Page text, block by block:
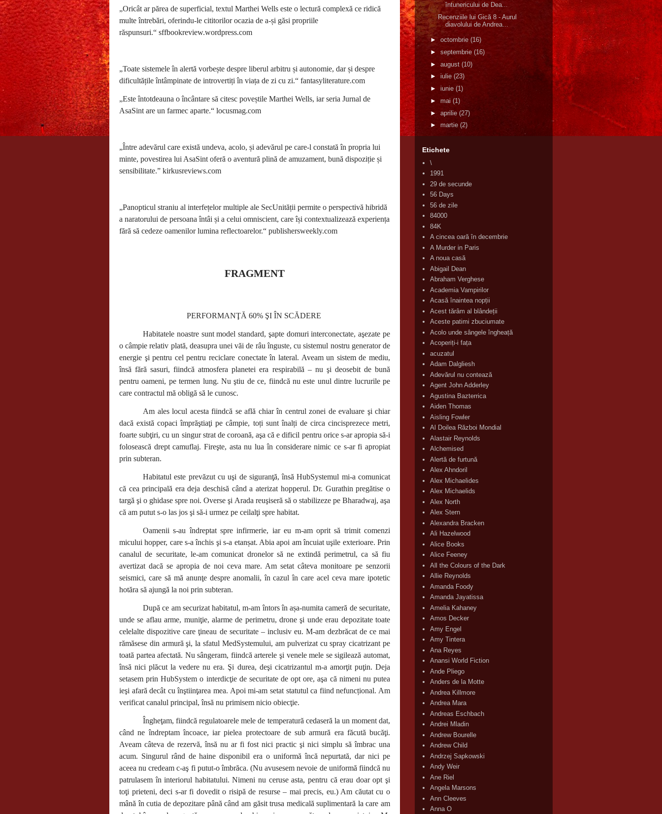
„Oricât ar părea de superficial, textul Marthei Wells este o lectură complexă ce ridică
multe întrebări, oferindu-le cititorilor ocazia de a-și găsi propriile
răspunsuri.“ sffbookreview.wordpress.com
„Toate sistemele în alertă vorbește despre liberul arbitru și autonomie, dar și despre
dificultățile întâmpinate de introvertiți în viața de zi cu zi.“ fantasyliterature.com
„Este întotdeauna o încântare să citesc poveștile Marthei Wells, iar seria Jurnal de
AsaSint are un farmec aparte.“ locusmag.com
„Între adevărul care există undeva, acolo, și adevărul pe care-l constată în propria lui
minte, povestirea lui AsaSint oferă o aventură plină de amuzament, bună dispoziție și
sensibilitate.” kirkusreviews.com
„Panopticul straniu al interfețelor multiple ale SecUnității permite o perspectivă hibridă
a naratorului de persoana întâi și a celui omniscient, care își contextualizează experiența
fără să cedeze oamenilor lumina reflectoarelor.“ publishersweekly.com
FRAGMENT
PERFORMANŢĂ 60% ŞI ÎN SCĂDERE
Habitatele noastre sunt model standard, şapte domuri interconectate, aşezate pe
o câmpie relativ plată, deasupra unei văi de râu înguste, cu sistemul nostru generator de
energie şi pentru cel pentru reciclare conectate în lateral. Aveam un sistem de mediu,
însă fără sasuri, fiindcă atmosfera planetei era respirabilă – nu şi deosebit de bună
pentru oameni, pe termen lung. Nu ştiu de ce, fiindcă nu este unul dintre lucrurile pe
care contractul mă obligă să le cunosc.
Am ales locul acesta fiindcă se află chiar în centrul zonei de evaluare şi chiar
dacă există copaci împrăştiaţi pe câmpie, toți sunt înalți de circa cincisprezece metri,
foarte subţiri, cu un singur strat de coroană, aşa că e dificil pentru orice s-ar apropia să-i
folosească drept camuflaj. Fireşte, asta nu lua în considerare nimic ce s-ar fi apropiat
prin subteran.
Habitatul este prevăzut cu uşi de siguranţă, însă HubSystemul mi-a comunicat
că cea principală era deja deschisă când a aterizat hopperul. Dr. Gurathin pregătise o
targă şi o ghidase spre noi. Overse şi Arada reuşiseră să o stabilizeze pe Bharadwaj, aşa
că am putut s-o las jos şi să-i urmez pe ceilalţi spre habitat.
Oamenii s-au îndreptat spre infirmerie, iar eu m-am oprit să trimit comenzi
micului hopper, care s-a închis şi s-a etanșat. Abia apoi am încuiat uşile exterioare. Prin
canalul de securitate, le-am comunicat dronelor să ne extindă perimetrul, ca să fiu
avertizat dacă se apropia de noi ceva mare. Am setat câteva monitoare pe senzorii
seismici, care să mă anunţe despre anomalii, în cazul în care acel ceva mare ipotetic
hotăra să ajungă la noi prin subteran.
După ce am securizat habitatul, m-am întors în așa-numita cameră de securitate,
unde se aflau arme, muniţie, alarme de perimetru, drone şi unde erau depozitate toate
celelalte dispozitive care ţineau de securitate – inclusiv eu. M-am dezbrăcat de ce mai
rămăsese din armură şi, la sfatul MedSystemului, am pulverizat cu spray cicatrizant pe
toată partea afectată. Nu sângeram, fiindcă arterele şi venele mele se sigilează automat,
însă nici plăcut la vedere nu era. Şi durea, deşi cicatrizantul m-a amorţit puţin. Deja
setasem prin HubSystem o interdicţie de securitate de opt ore, aşa că nimeni nu putea
ieşi afară decât cu înştiinţarea mea. Apoi mi-am setat statutul ca fiind nefuncțional. Am
verificat canalul principal, însă nu primisem nicio obiecţie.
Îngheţam, fiindcă regulatoarele mele de temperatură cedaseră la un moment dat,
când ne îndreptam încoace, iar pielea protectoare de sub armură era făcută bucăţi.
Aveam câteva de rezervă, însă nu ar fi fost nici practic şi nici simplu să îmbrac una
acum. Singurul rând de haine disponibil era o uniformă încă nepurtată, dar nici pe
aceea nu credeam c-aş fi putut-o îmbrăca. (Nu avusesem nevoie de uniformă fiindcă nu
patrulasem în interiorul habitatului. Nimeni nu ceruse asta, pentru că erau doar opt şi
toţi prieteni, deci s-ar fi dovedit o risipă de resurse – mai precis, eu.) Am căutat cu o
mână în cutia de depozitare până când am găsit trusa medicală suplimentară la care am
întunericului de Dea...
Recenziile lui Gică 8 - Aurul
diavolului de Andrea...
►octombrie (16)
► septembrie (16)
► august (10)
► iulie (23)
► iunie (1)
► mai (1)
► aprilie (27)
► martie (2)
Etichete
\
1991
29 de secunde
56 Days
56 de zile
84000
84K
A cincea oară în decembrie
A Murder in Paris
A noua casă
Abigail Dean
Abraham Verghese
Academia Vampirilor
Acasă înaintea nopții
Acest tărâm al blândeții
Aceste patimi zbuciumate
Acolo unde sângele îngheață
Acoperiți-i fața
acuzatul
Adam Dalgliesh
Adevărul nu contează
Agent John Adderley
Agustina Bazterrica
Aiden Thomas
Aisling Fowler
Al Doilea Război Mondial
Alastair Reynolds
Alchemised
Alertă de furtună
Alex Ahndoril
Alex Michaelides
Alex Michaelids
Alex North
Alex Stern
Alexandra Bracken
Ali Hazelwood
Alice Books
Alice Feeney
All the Colours of the Dark
Allie Reynolds
Amanda Foody
Amanda Jayatissa
Amelia Kahaney
Amos Decker
Amy Engel
Amy Tintera
Ana Reyes
Anansi World Fiction
Ande Pliego
Anders de la Motte
Andrea Killmore
Andrea Mara
Andreas Eschbach
Andrei Mladin
Andrew Bourelle
Andrew Child
Andrzej Sapkowski
Andy Weir
Ane Riel
Angela Marsons
Ann Cleeves
Anna O